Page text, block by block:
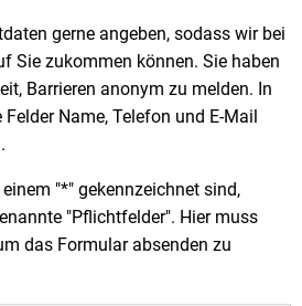
gerne angeben, sodass wir bei
Sie zukommen können. Sie haben
Barrieren anonym zu melden. In
Name, Telefon und E-Mail
"*" gekennzeichnet sind,
"Pflichtfelder". Hier muss
das Formular absenden zu